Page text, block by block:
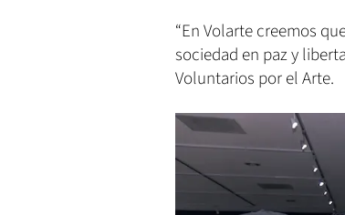
“En Volarte creemos
sociedad en paz y
Voluntarios por el Arte.